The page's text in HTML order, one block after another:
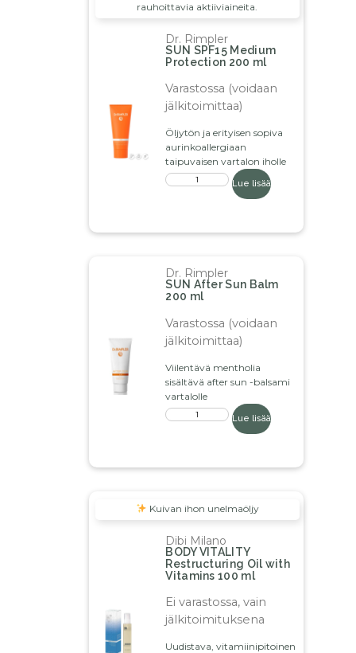
rauhoittavia aktiiviaineita.
Dr. Rimpler
SUN SPF15 Medium
Protection 200 ml
Varastossa (voidaan
jälkitoimittaa)
Öljytön ja erityisen sopiva
aurinkoallergiaan
taipuvaisen vartalon iholle
Lue lisää
Dr. Rimpler
SUN After Sun Balm
200 ml
Varastossa (voidaan
jälkitoimittaa)
Viilentävä mentholia
sisältävä after sun -balsami
vartalolle
Lue lisää
Kuivan ihon unelmaöljy
Dibi Milano
BODY VITALITY
Restructuring Oil with
Vitamins 100 ml
Ei varastossa, vain
jälkitoimituksena
Uudistava, vitamiinipitoinen